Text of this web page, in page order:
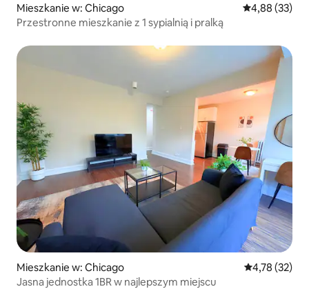
Mieszkanie w: Chicago Średnia
4,88 (33)
Przestronne mieszkanie z 1 sypialnią i pralką
Mieszkanie w: Chicago Średnia
4,78 (32)
Jasna jednostka 1BR w najlepszym miejscu